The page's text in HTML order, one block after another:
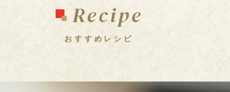
Recipe
おすすめレシピ